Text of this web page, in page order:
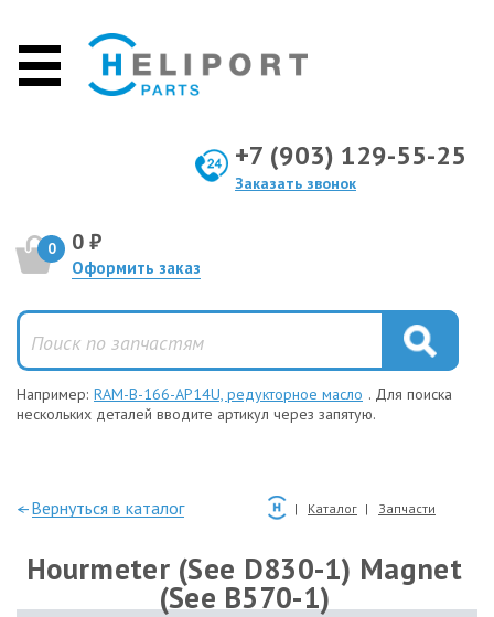
+7 (903) 129-55-25
Заказать звонок
0 0 ₽
Оформить заказ
Например: RAM-B-166-AP14U, редукторное масло . Для поиска
нескольких деталей вводите артикул через запятую.
—Вернуться в каталог Каталог Запчасти
Hourmeter (See D830-1) Magnet
(See B570-1)